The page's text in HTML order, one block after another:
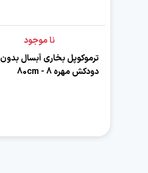
نا موجود
ترموکوپل بخاری آبسال بدون
دودکش مهره 8 - 80cm